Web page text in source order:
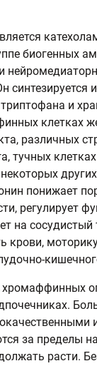
биогенных
синтезируется
и
клетках
различных
тучных
понижает
регулирует
на сосудистый
крови,
за пределы
расти.